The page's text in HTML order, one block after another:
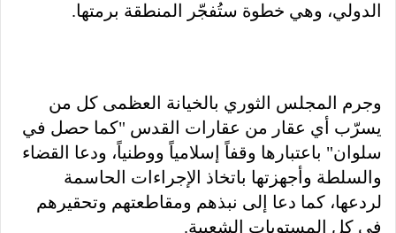
الدولي، وهي خطوة ستُفجّر المنطقة برمتها.
وجرم المجلس الثوري بالخيانة العظمى كل من
يسرّب أي عقار من عقارات القدس "كما حصل في
سلوان" باعتبارها وقفاً إسلامياً ووطنياً، ودعا القضاء
والسلطة وأجهزتها باتخاذ الإجراءات الحاسمة
لردعها، كما دعا إلى نبذهم ومقاطعتهم وتحقيرهم
في كل المستويات الشعبية.